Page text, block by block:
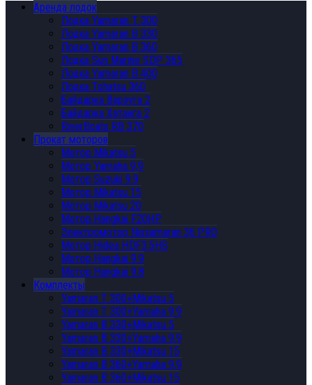
Аренда лодок
Лодка Yamaran T 300
Лодка Yamaran B 330
Лодка Yamaran B 360
Лодка Sun Marine SDP 365
Лодка Yamaran B 400
Лодка Tohatsu 360
Байдарка Варзуга 2
Байдарка Хатанга 2
RiverBoats RB 370
Прокат моторов
Мотор Mikatsu 5
Мотор Yamaha 9,9
Мотор Suzuki 9.9
Мотор Mikatsu 15
Мотор Mikatsu 20
Мотор Hangkai F20HP
Электромотор Nissamaran 36 PRO
Мотор Hidea HDF3.5HS
Мотор Hangkai 9.9
Мотор Hangkai 9.8
Комплекты
Yamaran T 300+Mikatsu 5
Yamaran T 300+Yamaha 9.9
Yamaran B 330+Mikatsu 5
Yamaran B 330+Yamaha 9,9
Yamaran B 330+Mikatsu 15
Yamaran B 360+Yamaha 9,9
Yamaran B 360+Mikatsu 15